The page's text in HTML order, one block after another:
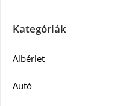
Kategóriák
Albérlet
Autó